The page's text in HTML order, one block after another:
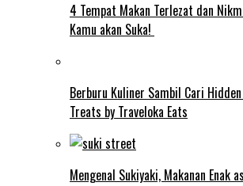
4 Tempat Makan Terlezat dan
Kamu akan Suka!
Berburu Kuliner Sambil Cari
Treats by Traveloka Eats
Mengenal Sukiyaki, Makanan Enak